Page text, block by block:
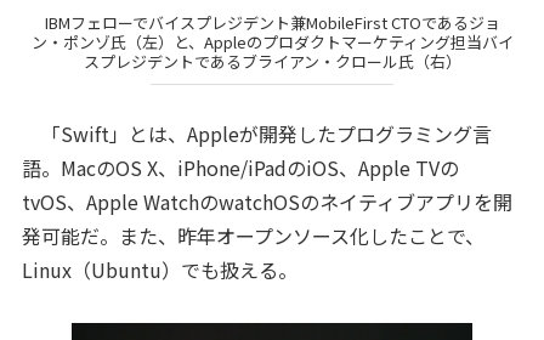
IBMフェローでバイスプレジデント兼MobileFirst CTOであるジョ
ン・ポンゾ氏（左）と、Appleのプロダクトマーケティング担当バイ
スプレジデントであるブライアン・クロール氏（右）
「Swift」とは、Appleが開発したプログラミング言
語。MacのOS X、iPhone/iPadのiOS、Apple TVの
tvOS、Apple WatchのwatchOSのネイティブアプリを開
発可能だ。また、昨年オープンソース化したことで、
Linux（Ubuntu）でも扱える。